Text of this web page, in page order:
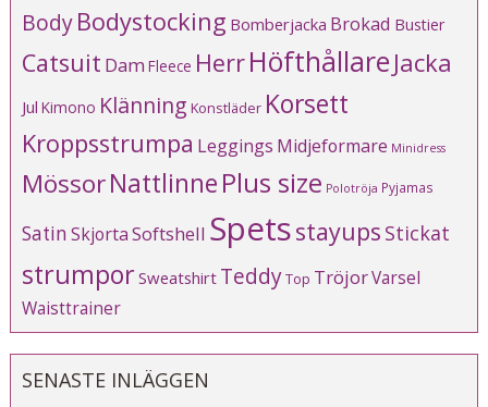
BodyBodystocking Bomberjacka Brokad Bustier
Catsuit Dam Fleece HerrHöfthållare Jacka
Jul Kimono Klänning Konstläder Korsett
Kroppsstrumpa Leggings Midjeformare Minidress
MössorNattlinnePlus size Polotröja Pyjamas
SatinSkjortaSoftshell Spetsstayups Stickat
strumporSweatshirt TeddyTop TröjorVarsel
Waisttrainer
SENASTE INLÄGGEN